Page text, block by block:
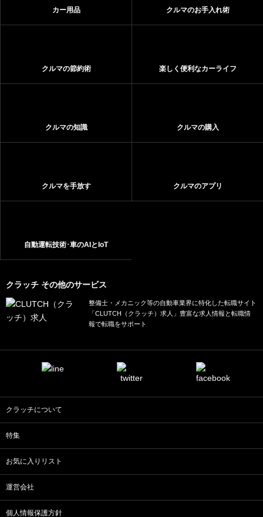
カー用品 クルマのお手入れ術
クルマの節約術 楽しく便利なカーライフ
クルマの知識 クルマの購入
クルマを手放す クルマのアプリ
自動運転技術･車のAIとIoT
クラッチ その他のサービス
整備士・メカニック等の自動車業界に特化した転職サイト
「CLUTCH（クラッチ）求人」豊富な求人情報と転職情
報で転職をサポート
クラッチについて
特集
お気に入りリスト
運営会社
個人情報保護方針